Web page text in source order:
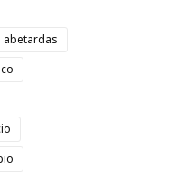
abetardas